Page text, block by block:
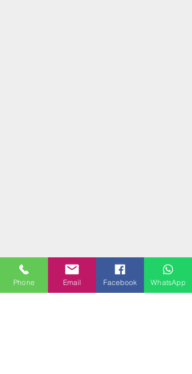
Phone Email Facebook WhatsApp